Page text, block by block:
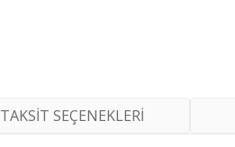
TAKSİT SEÇENEKLERİ